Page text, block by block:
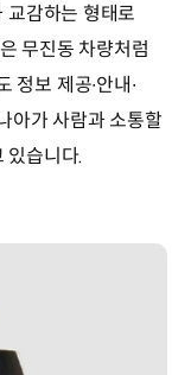
교감하는 형태로
무진동 차량처럼
정보 제공∙안내∙
아가 사람과 소통할
있습니다.